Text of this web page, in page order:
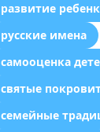
развитие
русские имена
самооценка
святые
семейные